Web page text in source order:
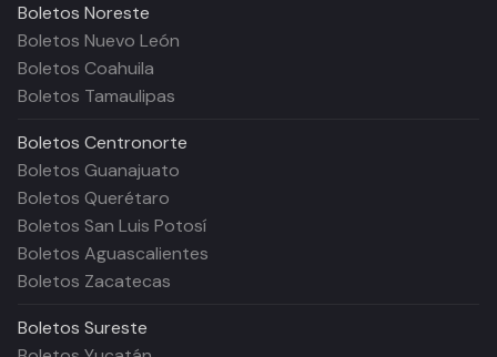
Boletos Noreste
Boletos Nuevo León
Boletos Coahuila
Boletos Tamaulipas
Boletos Centronorte
Boletos Guanajuato
Boletos Querétaro
Boletos San Luis Potosí
Boletos Aguascalientes
Boletos Zacatecas
Boletos Sureste